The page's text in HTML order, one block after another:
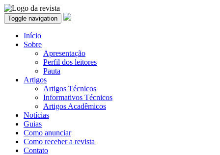
Toggle navigation
Início
Sobre
Apresentação
Perfil dos leitores
Pauta
Artigos
Artigos Técnicos
Informativos Técnicos
Artigos Acadêmicos
Notícias
Guias
Como anunciar
Como receber a revista
Contato